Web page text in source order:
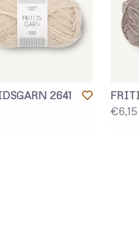
2641
€6,15